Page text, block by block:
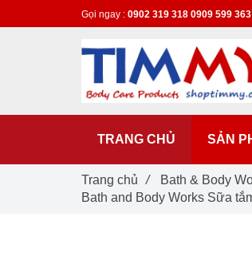
Trang chủ / Bath & Body
Bath and Body Works Sữa
Gọi ngay : 0902 319 318 0909 599 363
TRANG CHỦ SẢN